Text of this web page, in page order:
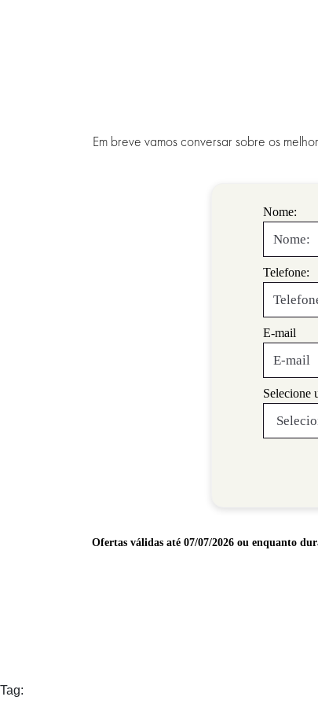
Em breve vamos conversar sobre os
Nome:
Telefone:
E-mail
Selecione
Ofertas válidas até 07/07/2026 ou enquanto
Tag: